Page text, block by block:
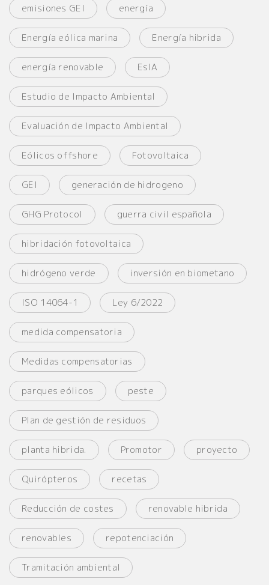
emisiones GEI energía
Energía eólica marina Energía hibrida
energía renovable EsIA
Estudio de Impacto Ambiental
Evaluación de Impacto Ambiental
Eólicos offshore Fotovoltaica
GEI generación de hidrogeno
GHG Protocol guerra civil española
hibridación fotovoltaica
hidrógeno verde inversión en biometano
ISO 14064-1 Ley 6/2022
medida compensatoria
Medidas compensatorias
parques eólicos peste
Plan de gestión de residuos
planta hibrida. Promotor proyecto
Quirópteros recetas
Reducción de costes renovable hibrida
renovables repotenciación
Tramitación ambiental